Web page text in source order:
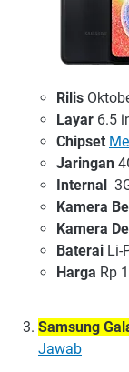
Rilis
Layar 6.5
Chipset
Jaringan
Internal
Kamera
Kamera
Baterai Li-
Harga Rp
Samsung
Jawab